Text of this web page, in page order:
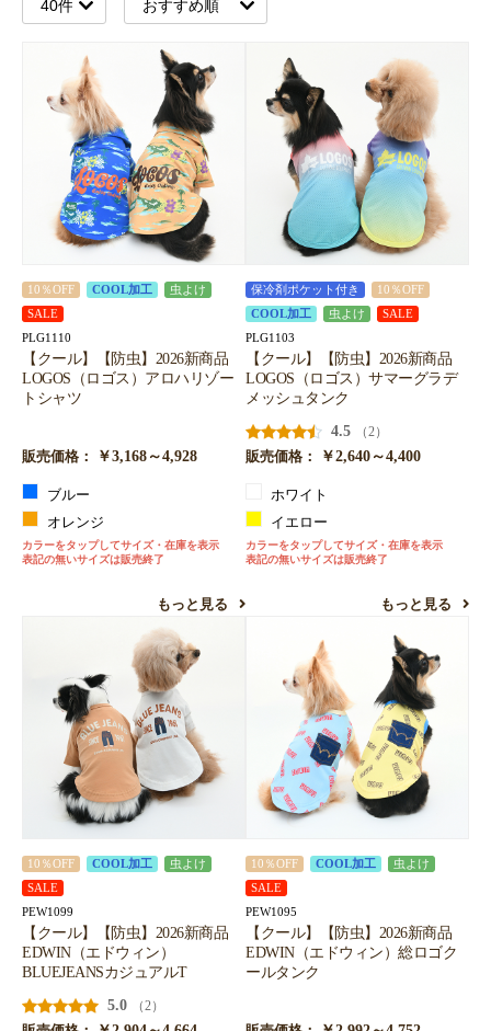
10％OFF COOL加工
虫よけ
SALE
PLG1110
【クール】【防虫】2026新商品
LOGOS（ロゴス）アロハリゾー
トシャツ
販売価格： ￥3,168～4,928
ブルー
オレンジ
カラーをタップしてサイズ・在庫を表示
表記の無いサイズは販売終了
もっと見る
保冷剤ポケット付き
10％OFF
COOL加工
虫よけ SALE
PLG1103
【クール】【防虫】2026新商品
LOGOS（ロゴス）サマーグラデ
メッシュタンク
4.5
（2）
販売価格：
￥2,640～4,400
ホワイト
イエロー
カラーをタップしてサイズ・在庫を表示
表記の無いサイズは販売終了
もっと見る
10％OFF COOL加工
虫よけ
SALE
PEW1099
【クール】【防虫】2026新商品
EDWIN（エドウィン）
BLUEJEANSカジュアルT
5.0
（2）
10％OFF COOL加工
虫よけ
SALE
PEW1095
【クール】【防虫】2026新商品
EDWIN（エドウィン）総ロゴク
ールタンク